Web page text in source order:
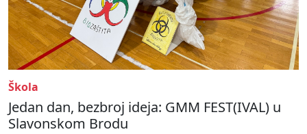
Škola
Jedan dan, bezbroj ideja: GMM FEST(IVAL) u
Slavonskom Brodu